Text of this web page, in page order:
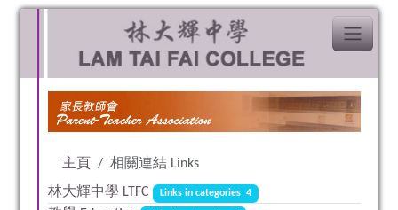
主頁
相關連結 Links
林大輝中學 LTFC
Links in categories 4